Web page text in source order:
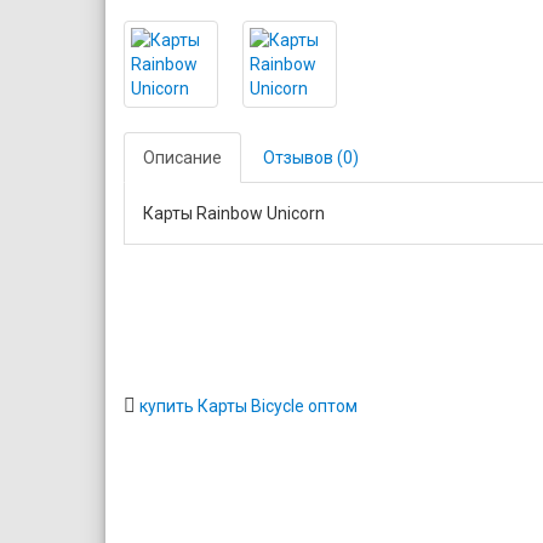
Описание Отзывов (0)
Карты Rainbow Unicorn
купить Карты Bicycle оптом